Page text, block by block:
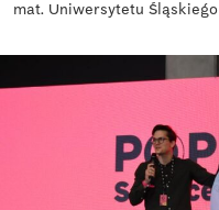
mat. Uniwersytetu Śląskiego